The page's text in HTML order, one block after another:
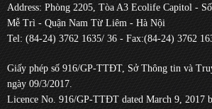
Address: Phòng 2205, Tòa A3 Ecolife Capitol -
Mễ Trì - Quận Nam Từ Liêm - Hà Nội
Tel: (84-24) 3762 1635/ 36 - Fax:(84-24) 3762
Giấy phép số 916/GP-TTĐT, Sở Thông tin và
ngày 09/3/2017.
Licence No. 916/GP-TTĐT dated March 9, 2017